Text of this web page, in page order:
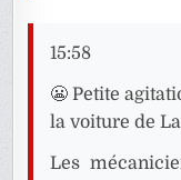
15:58
😬 Petite
la voiture de
Les